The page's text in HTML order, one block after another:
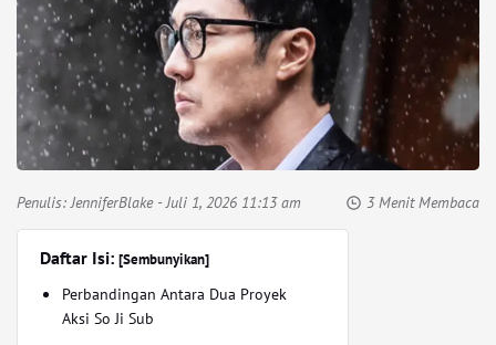
Penulis:JenniferBlake- Juli 1, 2026 11:13 am 3 Menit Membaca
Daftar Isi: [Sembunyikan]
Perbandingan Antara Dua Proyek
Aksi So Ji Sub